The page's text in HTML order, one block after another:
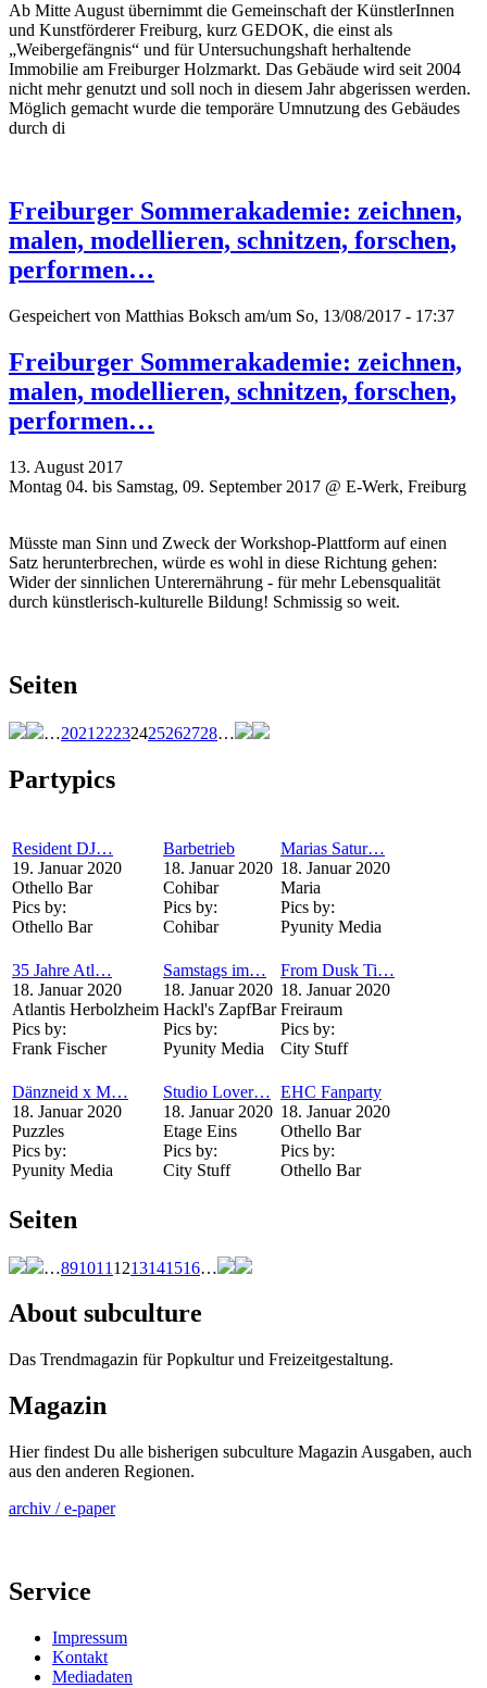
Ab Mitte August übernimmt die Gemeinschaft der KünstlerInnen
und Kunstförderer Freiburg, kurz GEDOK, die einst als
„Weibergefängnis“ und für Untersuchungshaft herhaltende
Immobilie am Freiburger Holzmarkt. Das Gebäude wird seit 2004
nicht mehr genutzt und soll noch in diesem Jahr abgerissen werden.
Möglich gemacht wurde die temporäre Umnutzung des Gebäudes
durch di
Freiburger Sommerakademie: zeichnen,
malen, modellieren, schnitzen, forschen,
performen…
Gespeichert von Matthias Boksch am/um So, 13/08/2017 - 17:37
Freiburger Sommerakademie: zeichnen,
malen, modellieren, schnitzen, forschen,
performen…
13. August 2017
Montag 04. bis Samstag, 09. September 2017 @ E-Werk, Freiburg
Müsste man Sinn und Zweck der Workshop-Plattform auf einen
Satz herunterbrechen, würde es wohl in diese Richtung gehen:
Wider der sinnlichen Unterernährung - für mehr Lebensqualität
durch künstlerisch-kulturelle Bildung! Schmissig so weit.
Seiten
…2021 22232425262728…
Partypics
Resident DJ…
19. Januar 2020
Othello Bar
Pics by:
Othello Bar
Barbetrieb
18. Januar 2020
Cohibar
Pics by:
Cohibar
Marias Satur…
18. Januar 2020
Maria
Pics by:
Pyunity Media
35 Jahre Atl…
18. Januar 2020
Atlantis Herbolzheim
Pics by:
Frank Fischer
Samstags im…
18. Januar 2020
Hackl's ZapfBar
Pics by:
Pyunity Media
From Dusk Ti…
18. Januar 2020
Freiraum
Pics by:
City Stuff
Dänzneid x M…
18. Januar 2020
Puzzles
Pics by:
Pyunity Media
Studio Lover…
18. Januar 2020
Etage Eins
Pics by:
City Stuff
EHC Fanparty
18. Januar 2020
Othello Bar
Pics by:
Othello Bar
Seiten
…891011 1213141516…
About subculture
Das Trendmagazin für Popkultur und Freizeitgestaltung.
Magazin
Hier findest Du alle bisherigen subculture Magazin Ausgaben, auch
aus den anderen Regionen.
archiv / e-paper
Service
Impressum
Kontakt
Mediadaten